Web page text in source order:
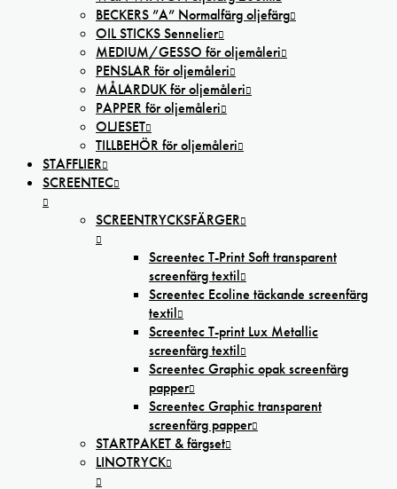
BECKERS ”A” Normalfärg oljefärg
OIL STICKS Sennelier
MEDIUM/GESSO för oljemåleri
PENSLAR för oljemåleri
MÅLARDUK för oljemåleri
PAPPER för oljemåleri
OLJESET
TILLBEHÖR för oljemåleri
STAFFLIER
SCREENTEC
SCREENTRYCKSFÄRGER
Screentec T-Print Soft transparent
screenfärg textil
Screentec Ecoline täckande screenfärg
textil
Screentec T-print Lux Metallic
screenfärg textil
Screentec Graphic opak screenfärg
papper
Screentec Graphic transparent
screenfärg papper
STARTPAKET & färgset
LINOTRYCK